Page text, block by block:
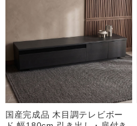
国産完成品 木目調テレビボー